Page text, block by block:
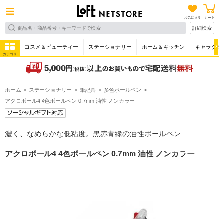
お気に入り カート
詳細検索
カテゴリ
コスメ＆ビューティー ステーショナリー ホーム＆キッチン キャラク
ホーム ステーショナリー 筆記具
多色ボールペン
アクロボール4 4色ボールペン 0.7mm 油性 ノンカラー
濃く、なめらかな低粘度。黒赤青緑の油性ボールペン
アクロボール4 4色ボールペン 0.7mm 油性 ノンカラー